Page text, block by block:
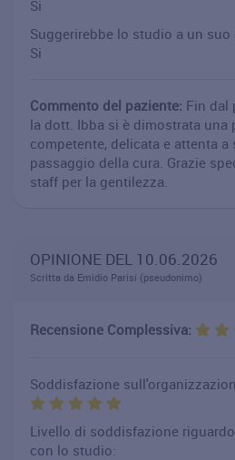
Si
Suggerirebbe lo studio a un suo
Si
Commento del paziente: Fin dal
la dott. Ibba si è dimostrata una
competente, delicata e attenta a
passaggio della cura. Grazie
staff per la gentilezza.
OPINIONE DEL 10.06.2026
Scritta da Emidio Parisi (pseudonimo)
Recensione Complessiva:
Soddisfazione
Livello di soddisfazione
con lo studio: